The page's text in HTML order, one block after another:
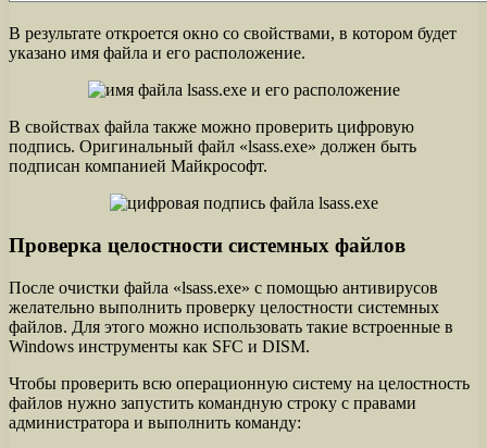
В результате откроется окно со свойствами, в котором будет
указано имя файла и его расположение.
В свойствах файла также можно проверить цифровую
подпись. Оригинальный файл «lsass.exe» должен быть
подписан компанией Майкрософт.
Проверка целостности системных файлов
После очистки файла «lsass.exe» с помощью антивирусов
желательно выполнить проверку целостности системных
файлов. Для этого можно использовать такие встроенные в
Windows инструменты как SFC и DISM.
Чтобы проверить всю операционную систему на целостность
файлов нужно запустить командную строку с правами
администратора и выполнить команду: